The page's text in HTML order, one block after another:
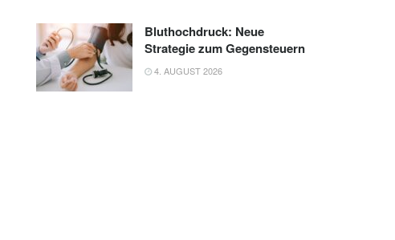
Bluthochdruck: Neue
Strategie zum Gegensteuern
4. AUGUST 2026